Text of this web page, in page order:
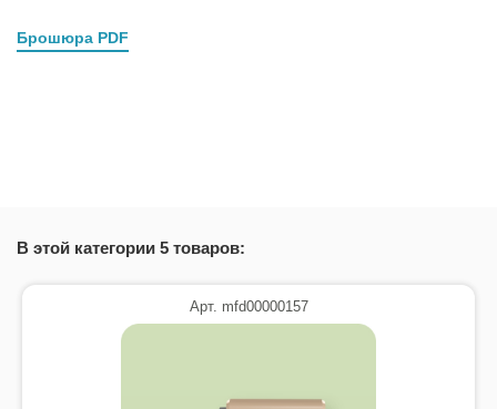
Брошюра PDF
В этой категории 5 товаров:
Арт. mfd00000157